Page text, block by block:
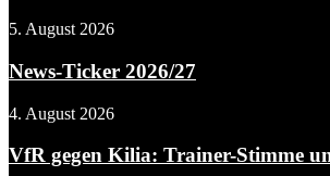
5. August 2026
News-Ticker 2026/27
4. August 2026
VfR gegen Kilia: Trainer-Stimme